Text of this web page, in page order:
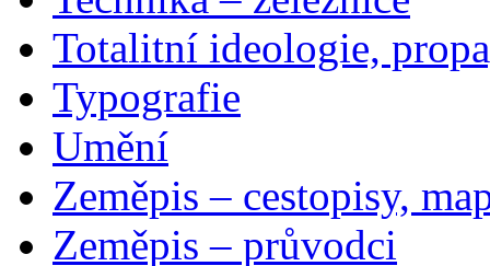
Totalitní ideologie,
Typografie
Umění
Zeměpis – cestopisy,
Zeměpis – průvodci